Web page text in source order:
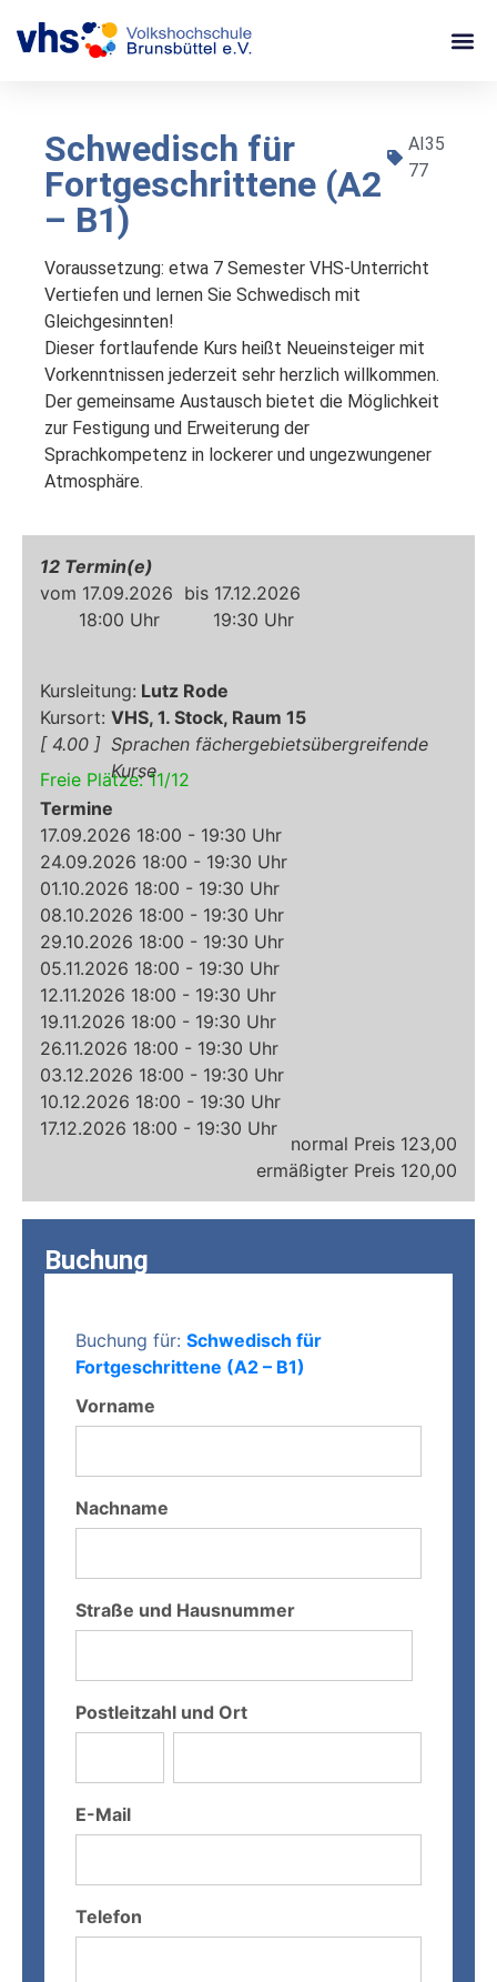
Schwedisch für
Fortgeschrittene (A2
– B1)
AI35
77
Voraussetzung: etwa 7 Semester VHS-Unterricht
Vertiefen und lernen Sie Schwedisch mit
Gleichgesinnten!
Dieser fortlaufende Kurs heißt Neueinsteiger mit
Vorkenntnissen jederzeit sehr herzlich willkommen.
Der gemeinsame Austausch bietet die Möglichkeit
zur Festigung und Erweiterung der
Sprachkompetenz in lockerer und ungezwungener
Atmosphäre.
4.00
Sprachen fächergebietsübergreifende
Kurse
123,00
120,00
Termine
17.09.2026 18:00 - 19:30 Uhr
24.09.2026 18:00 - 19:30 Uhr
01.10.2026 18:00 - 19:30 Uhr
08.10.2026 18:00 - 19:30 Uhr
29.10.2026 18:00 - 19:30 Uhr
05.11.2026 18:00 - 19:30 Uhr
12.11.2026 18:00 - 19:30 Uhr
19.11.2026 18:00 - 19:30 Uhr
26.11.2026 18:00 - 19:30 Uhr
03.12.2026 18:00 - 19:30 Uhr
10.12.2026 18:00 - 19:30 Uhr
17.12.2026 18:00 - 19:30 Uhr
Lutz Rode
17.09.2026
17.12.2026
18:00
19:30
12
VHS, 1. Stock, Raum 15
Freie Plätze:11/12
Buchung
Buchung für: Schwedisch für
Fortgeschrittene (A2 – B1)
Vorname
Nachname
Straße und Hausnummer
Postleitzahl und Ort
E-Mail
Telefon